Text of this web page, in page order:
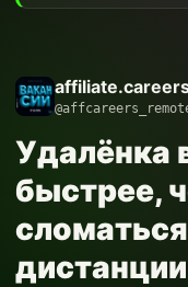
Удалёнка
быстрее,
дистанции